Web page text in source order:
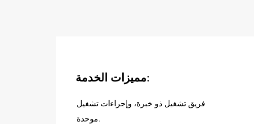
مميزات الخدمة:
فريق تشغيل ذو خبرة، وإجراءات تشغيل
موحدة.